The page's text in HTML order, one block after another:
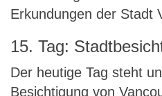
Erkundungen der Stadt
15. Tag:
Der heutige Tag steht
Besichtigung von